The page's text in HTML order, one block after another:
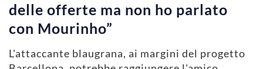
delle offerte ma non ho parlato
con Mourinho”
L'attaccante blaugrana, ai margini del progetto